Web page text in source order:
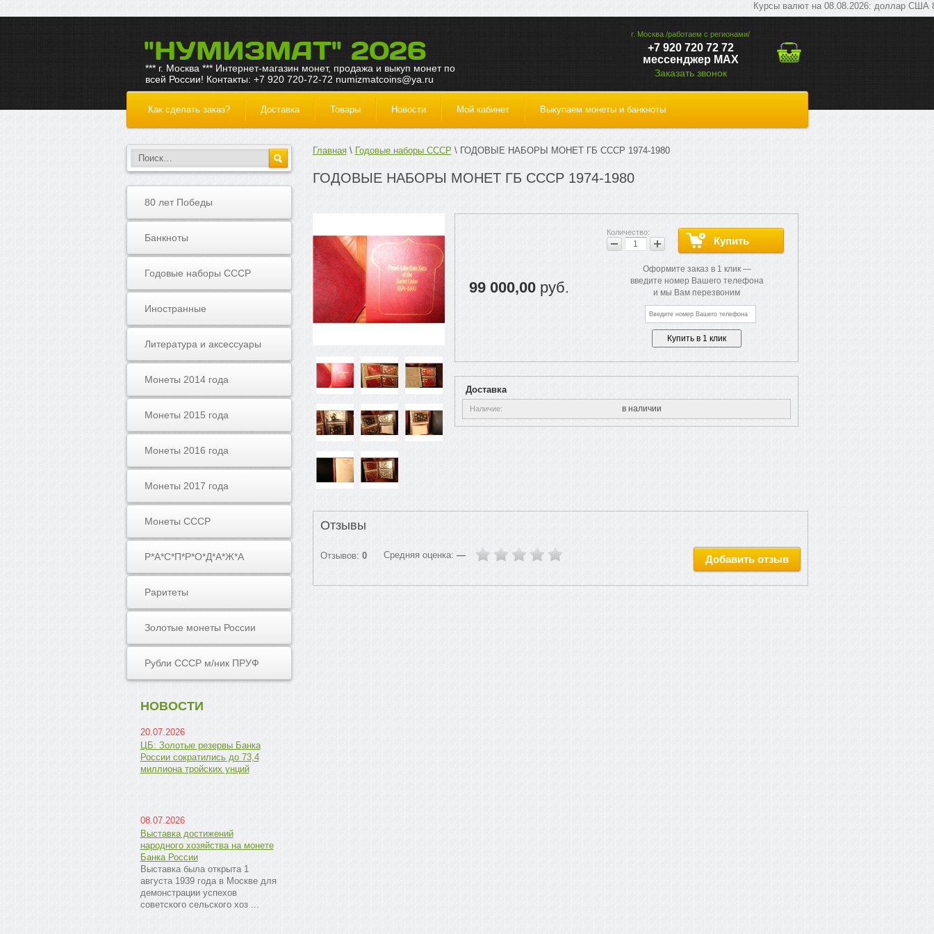
Курсы валют на 08.08.2026: доллар США
"НУМИЗМАТ" 2026
*** г. Москва *** Интернет-магазин монет, продажа и выкуп монет по
всей России! Контакты: +7 920 720-72-72 numizmatcoins@ya.ru
г. Москва /работаем с регионами/
+7 920 720 72 72
мессенджер МАХ
Заказать звонок
Как сделать заказ? Доставка Товары Новости Мой кабинет Выкупаем монеты и банкноты
80 лет Победы
Банкноты
Годовые наборы СССР
Иностранные
Литература и аксессуары
Монеты 2014 года
Монеты 2015 года
Монеты 2016 года
Монеты 2017 года
Монеты СССР
Р*А*С*П*Р*О*Д*А*Ж*А
Раритеты
Золотые монеты России
Рубли СССР м/ник ПРУФ
НОВОСТИ
20.07.2026
ЦБ: Золотые резервы Банка
России сократились до 73,4
миллиона тройских унций
08.07.2026
Выставка достижений
народного хозяйства на монете
Банка России
Выставка была открыта 1
августа 1939 года в Москве для
демонстрации успехов
советского сельского хоз ...
Главная Годовые наборы СССР ГОДОВЫЕ НАБОРЫ МОНЕТ ГБ СССР 1974-1980
ГОДОВЫЕ НАБОРЫ МОНЕТ ГБ СССР 1974-1980
99 000,00 руб.
Оформите заказ в 1 клик —
введите номер Вашего телефона
и мы Вам перезвоним
Доставка
Наличие в наличии
Отзывы
Отзывов: 0 Средняя оценка: — Добавить отзыв